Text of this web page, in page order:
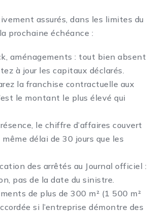
assurés, dans les limites du
prochaine échéance :
aménagements : tout bien absent
à jour les capitaux déclarés.
la franchise contractuelle aux
le montant le plus élevé qui
le chiffre d’affaires couvert
délai de 30 jours que les
des arrêtés au Journal officiel :
pas de la date du sinistre.
de plus de 300 m² (1 500 m²
si l’entreprise démontre des